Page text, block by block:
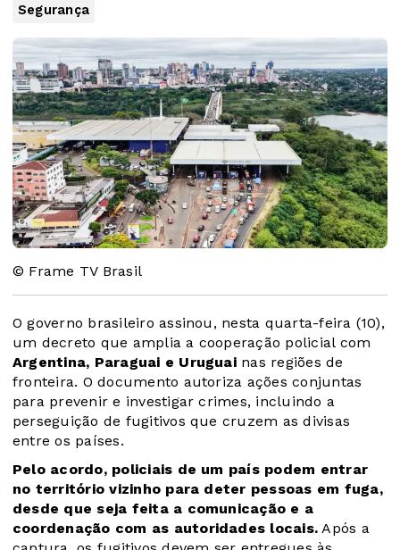
Segurança
© Frame TV Brasil
O governo brasileiro assinou, nesta quarta-feira (10),
um decreto que amplia a cooperação policial com
Argentina, Paraguai e Uruguainas regiões de
fronteira. O documento autoriza ações conjuntas
para prevenir e investigar crimes, incluindo a
perseguição de fugitivos que cruzem as divisas
entre os países.
Pelo acordo, policiais de um país podem entrar
no território vizinho para deter pessoas em fuga,
desde que seja feita a comunicação e a
coordenação com as autoridades locais. Após a